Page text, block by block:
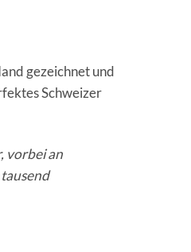
gezeichnet und
Schweizer
vorbei an